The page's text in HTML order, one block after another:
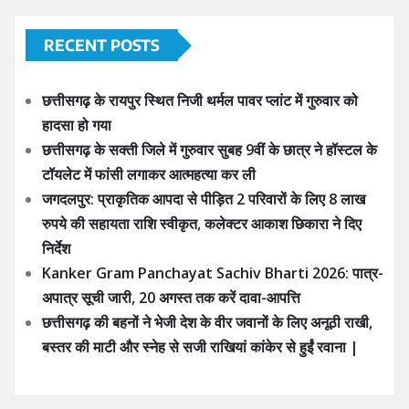
RECENT POSTS
छत्तीसगढ़ के रायपुर स्थित निजी थर्मल पावर प्लांट में गुरुवार को
हादसा हो गया
छत्तीसगढ़ के सक्ती जिले में गुरुवार सुबह 9वीं के छात्र ने हॉस्टल के
टॉयलेट में फांसी लगाकर आत्महत्या कर ली
जगदलपुर: प्राकृतिक आपदा से पीड़ित 2 परिवारों के लिए 8 लाख
रुपये की सहायता राशि स्वीकृत, कलेक्टर आकाश छिकारा ने दिए
निर्देश
Kanker Gram Panchayat Sachiv Bharti 2026: पात्र-
अपात्र सूची जारी, 20 अगस्त तक करें दावा-आपत्ति
छत्तीसगढ़ की बहनों ने भेजी देश के वीर जवानों के लिए अनूठी राखी,
बस्तर की माटी और स्नेह से सजी राखियां कांकेर से हुईं रवाना |